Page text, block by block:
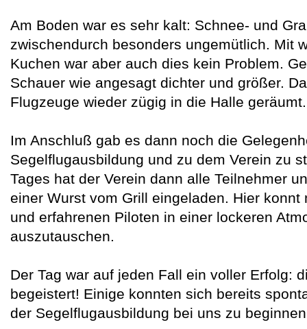
Am Boden war es sehr kalt: Schnee- und
zwischendurch besonders ungemütlich. Mit
Kuchen war aber auch dies kein Problem.
Schauer wie angesagt dichter und größer.
Flugzeuge wieder zügig in die Halle geräumt.
Im Anschluß gab es dann noch die
Segelflugausbildung und zu dem Verein zu
Tages hat der Verein dann alle Teilnehmer
einer Wurst vom Grill eingeladen. Hier
und erfahrenen Piloten in einer lockeren
auszutauschen.
Der Tag war auf jeden Fall ein voller Erfolg:
begeistert! Einige konnten sich bereits
der Segelflugausbildung bei uns zu